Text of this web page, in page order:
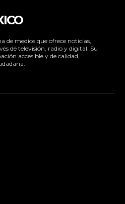
de medios que ofrece noticias,
de televisión, radio y digital. Su
accesible y de calidad,